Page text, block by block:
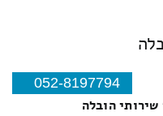
052-8197794
הובלה